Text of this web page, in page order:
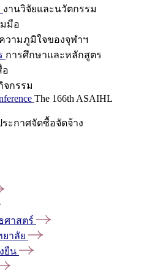
งานวิจัยและนวัตกรรม
มือ
ความภูมิใจของจุฬาฯ
การศึกษาและหลักสูตร
อ
กรรม
The 166th ASAIHL
ระกาศจัดซื้อจัดจ้าง
ศาสตร์
าลัย
ยืน